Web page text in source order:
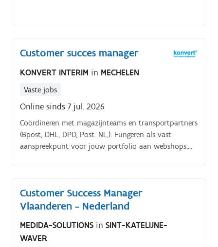
Customer succes manager
KONVERT INTERIM in MECHELEN
Vaste jobs
Online sinds 7 jul. 2026
Coördineren met magazijnteams en transportpartners
(Bpost, DHL, DPD, Post. NL,). Fungeren als vast
aanspreekpunt voor jouw portfolio aan webshops.
processen.
Customer Success Manager
Vlaanderen - Nederland
MEDIDA-SOLUTIONS in SINT-KATELIJNE-
WAVER